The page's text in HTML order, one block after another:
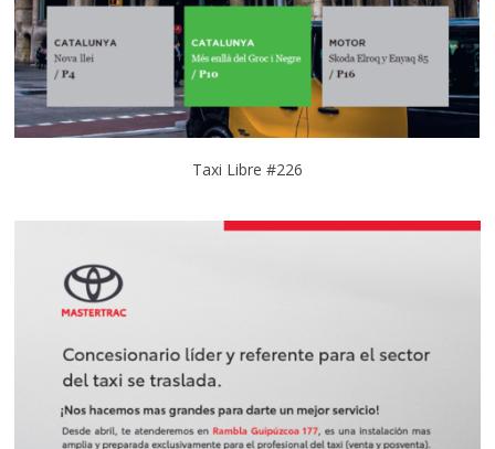
Taxi Libre #226